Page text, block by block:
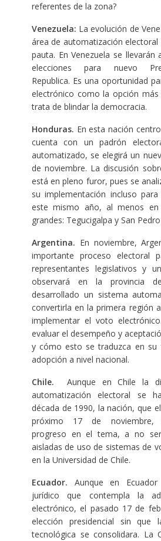
referentes de la zona?
Venezuela: La evolución de
área de automatización electoral
pauta. En Venezuela se llevarán
elecciones para nuevo
Republica. Es una oportunidad
electrónico como la opción
trata de blindar la democracia.
Honduras. En esta nación
cuenta con un padrón
automatizado, se elegirá un
de noviembre. La discusión
está en pleno furor, pues se
su implementación incluso
este mismo año, al menos
grandes: Tegucigalpa y San Pedro
Argentina. En noviembre,
importante proceso electoral
representantes legislativos y
observará en la provincia
desarrollado un sistema
convertirla en la primera región
implementar el voto
evaluar el desempeño y
y cómo esto se traduzca en su
adopción a nivel nacional.
Chile.
Aunque en Chile la
automatización electoral se
década de 1990, la nación, que
próximo 17 de noviembre,
progreso en el tema, a no
aisladas de uso de sistemas de
en la Universidad de Chile.
Ecuador. Aunque en
jurídico que contempla la
electrónico, el pasado 17 de
elección presidencial sin que
tecnológica se consolidara. La